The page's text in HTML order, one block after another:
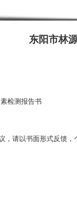
东阳市林
检测报告书
，请以书面形式反馈，